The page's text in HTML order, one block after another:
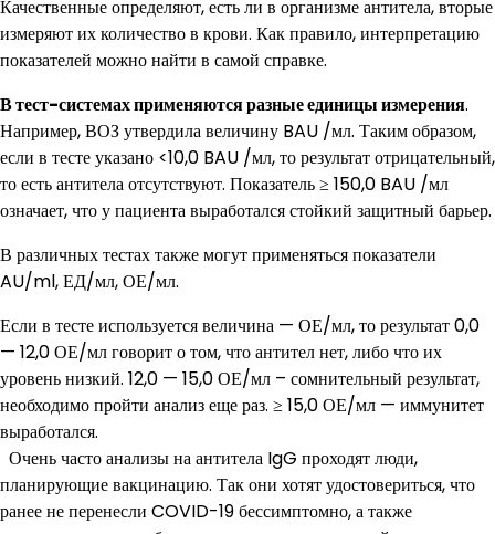
Качественные определяют, есть ли в организме антитела, вторые
измеряют их количество в крови. Как правило, интерпретацию
показателей можно найти в самой справке.
В тест-системах применяются разные единицы измерения.
Например, ВОЗ утвердила величину BAU /мл. Таким образом,
если в тесте указано <10,0 BAU /мл, то результат отрицательный,
то есть антитела отсутствуют. Показатель ≥ 150,0 BAU /мл
означает, что у пациента выработался стойкий защитный барьер.
В различных тестах также могут применяться показатели
AU/ml, ЕД/мл, ОЕ/мл.
Если в тесте используется величина — ОЕ/мл, то результат 0,0
— 12,0 ОЕ/мл говорит о том, что антител нет, либо что их
уровень низкий. 12,0 — 15,0 ОЕ/мл – сомнительный результат,
необходимо пройти анализ еще раз. ≥ 15,0 ОЕ/мл — иммунитет
выработался.
Очень часто анализы на антитела IgG проходят люди,
планирующие вакцинацию. Так они хотят удостовериться, что
ранее не перенесли COVID-19 бессимптомно, а также